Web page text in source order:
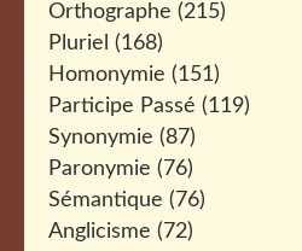
Orthographe (215)
Pluriel (168)
Homonymie (151)
Participe Passé (119)
Synonymie (87)
Paronymie (76)
Sémantique (76)
Anglicisme (72)